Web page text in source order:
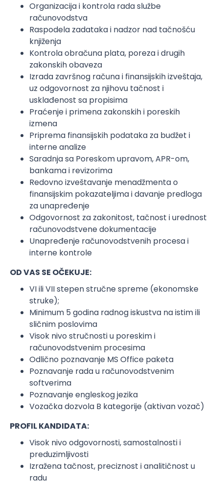
Organizacija i kontrola rada službe
računovodstva
Raspodela zadataka i nadzor nad tačnošću
knjiženja
Kontrola obračuna plata, poreza i drugih
zakonskih obaveza
Izrada završnog računa i finansijskih izveštaja,
uz odgovornost za njihovu tačnost i
usklađenost sa propisima
Praćenje i primena zakonskih i poreskih
izmena
Priprema finansijskih podataka za budžet i
interne analize
Saradnja sa Poreskom upravom, APR-om,
bankama i revizorima
Redovno izveštavanje menadžmenta o
finansijskim pokazateljima i davanje predloga
za unapređenje
Odgovornost za zakonitost, tačnost i urednost
računovodstvene dokumentacije
Unapređenje računovodstvenih procesa i
interne kontrole
OD VAS SE OČEKUJE:
VI ili VII stepen stručne spreme (ekonomske
struke);
Minimum 5 godina radnog iskustva na istim ili
sličnim poslovima
Visok nivo stručnosti u poreskim i
računovodstvenim procesima
Odlično poznavanje MS Office paketa
Poznavanje rada u računovodstvenim
softverima
Poznavanje engleskog jezika
Vozačka dozvola B kategorije (aktivan vozač)
PROFIL KANDIDATA:
Visok nivo odgovornosti, samostalnosti i
preduzimljivosti
Izražena tačnost, preciznost i analitičnost u
radu